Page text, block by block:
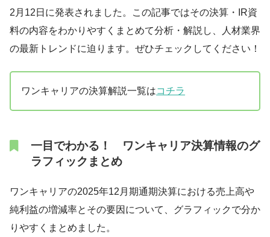
2月12日に発表されました。この記事ではその決算・IR資
料の内容をわかりやすくまとめて分析・解説し、人材業界
の最新トレンドに迫ります。ぜひチェックしてください！
ワンキャリアの決算解説一覧はコチラ
一目でわかる！ ワンキャリア決算情報のグ
ラフィックまとめ
ワンキャリアの2025年12月期通期決算における売上高や
純利益の増減率とその要因について、グラフィックで分か
りやすくまとめました。